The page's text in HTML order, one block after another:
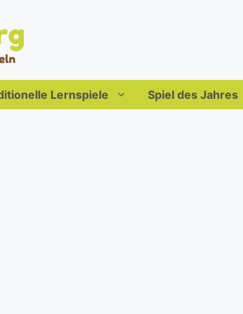
Lernspiele Spiel des Jahres